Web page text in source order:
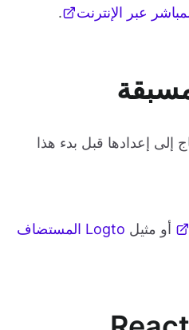
عبر الإنترنت .
إلى إعدادها قبل بدء هذا
أو مثيل
Logto المستضاف